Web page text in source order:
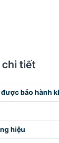
tiết
được bảo hành
hiệu